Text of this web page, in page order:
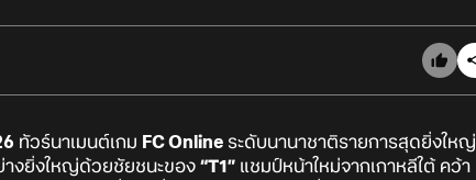
ทัวร์นาเมนต์เกม FC Online ระดับนานาชาติรายการสุดยิ่งใหญ่
างยิ่งใหญ่ด้วยชัยชนะของ “T1” แชมป์หน้าใหม่จากเกาหลีใต้ คว้า